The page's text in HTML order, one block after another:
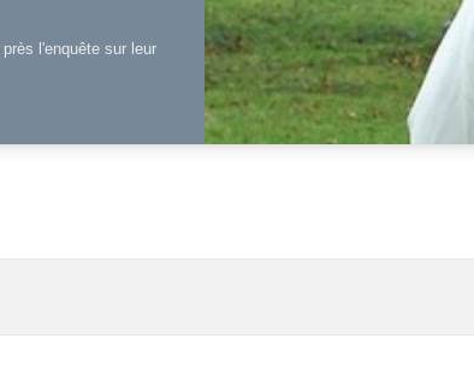
l'enquête sur leur